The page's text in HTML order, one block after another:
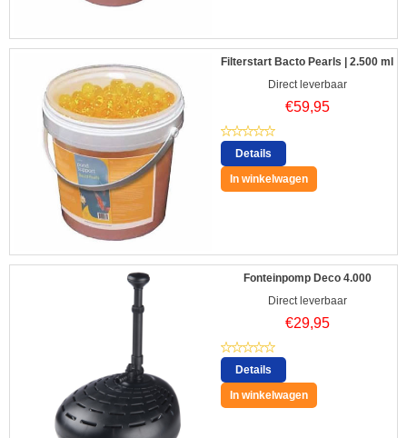
Filterstart Bacto Pearls | 2.500 ml
Direct leverbaar
€59,95
Details
In winkelwagen
Fonteinpomp Deco 4.000
Direct leverbaar
€29,95
Details
In winkelwagen